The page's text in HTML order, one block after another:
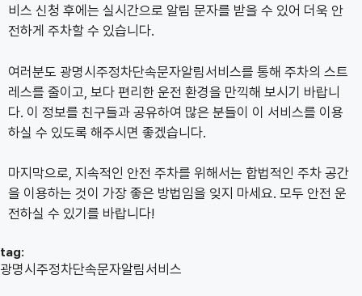
비스 신청 후에는 실시간으로 알림 문자를 받을 수 있어 더욱 안
전하게 주차할 수 있습니다.
여러분도 광명시주정차단속문자알림서비스를 통해 주차의 스트
레스를 줄이고, 보다 편리한 운전 환경을 만끽해 보시기 바랍니
다. 이 정보를 친구들과 공유하여 많은 분들이 이 서비스를 이용
하실 수 있도록 해주시면 좋겠습니다.
마지막으로, 지속적인 안전 주차를 위해서는 합법적인 주차 공간
을 이용하는 것이 가장 좋은 방법임을 잊지 마세요. 모두 안전 운
전하실 수 있기를 바랍니다!
tag:
광명시주정차단속문자알림서비스